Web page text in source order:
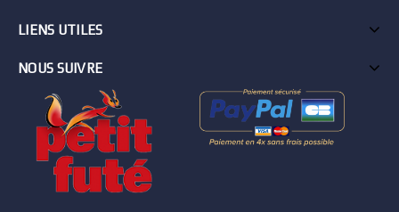
LIENS UTILES
NOUS SUIVRE